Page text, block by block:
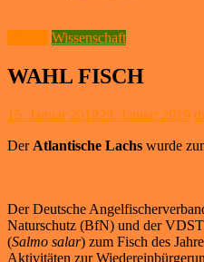
Wissenschaft
WAHL FISCH
15. Januar 201929. Januar 2019
Der Atlantische Lachs wurde
Der Deutsche
Naturschutz (BfN) und der
(Salmo salar) zum Fisch des
Aktivitäten zur